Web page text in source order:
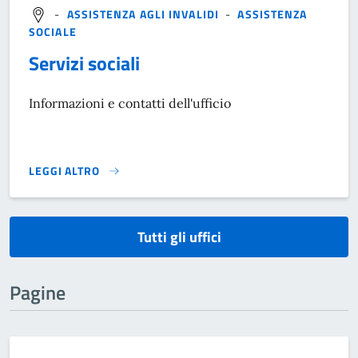
- ASSISTENZA AGLI INVALIDI -ASSISTENZA
SOCIALE
Servizi sociali
Informazioni e contatti dell'ufficio
LEGGI ALTRO
}
Tutti gli uffici
Pagine